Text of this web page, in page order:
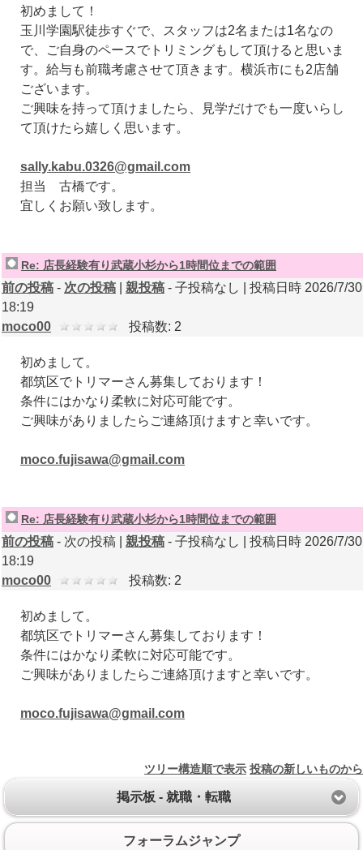
初めまして！
玉川学園駅徒歩すぐで、スタッフは2名または1名なの
で、ご自身のペースでトリミングもして頂けると思いま
す。給与も前職考慮させて頂きます。横浜市にも2店舗
ございます。
ご興味を持って頂けましたら、見学だけでも一度いらし
て頂けたら嬉しく思います。
sally.kabu.0326@gmail.com
担当 古橋です。
宜しくお願い致します。
Re: 店長経験有り武蔵小杉から1時間位までの範囲
前の投稿 - 次の投稿 親投稿 - 子投稿なし | 投稿日時 2026/7/30
18:19
moco00
投稿数: 2
初めまして。
都筑区でトリマーさん募集しております！
条件にはかなり柔軟に対応可能です。
ご興味がありましたらご連絡頂けますと幸いです。
moco.fujisawa@gmail.com
Re: 店長経験有り武蔵小杉から1時間位までの範囲
前の投稿 - 次の投稿 | 親投稿 - 子投稿なし | 投稿日時 2026/7/30
18:19
moco00
投稿数: 2
初めまして。
都筑区でトリマーさん募集しております！
条件にはかなり柔軟に対応可能です。
ご興味がありましたらご連絡頂けますと幸いです。
moco.fujisawa@gmail.com
ツリー構造順で表示 投稿の新しいものから
掲示板 - 就職・転職
フォーラムジャンプ